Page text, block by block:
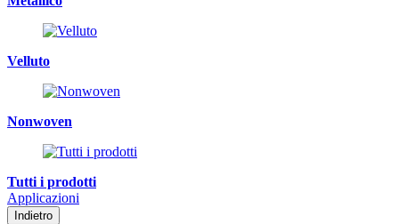
Velluto
Nonwoven
Tutti i prodotti
Applicazioni
Indietro